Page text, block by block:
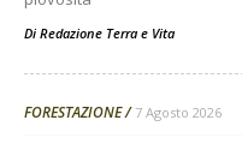
Di Redazione Terra e Vita
FORESTAZIONE 7 Agosto 2026